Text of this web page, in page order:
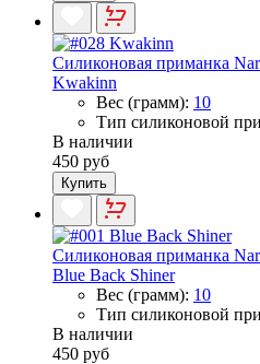
Силиконовая приманка
Kwakinn
Вес (грамм): 10
Тип силиконовой
В наличии
450 руб
Купить
Силиконовая приманка
Blue Back Shiner
Вес (грамм): 10
Тип силиконовой
В наличии
450 руб